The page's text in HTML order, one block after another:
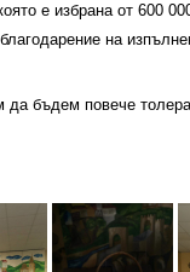
е избрана от 600
на
да бъдем повече